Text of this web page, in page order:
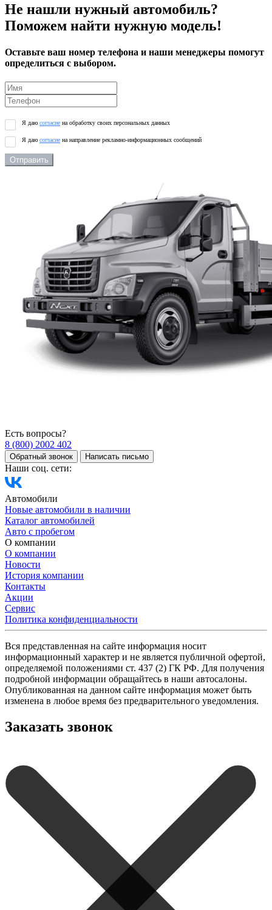
Не нашли нужный автомобиль?
Поможем найти нужную модель!
Оставьте ваш номер телефона и наши менеджеры помогут
определиться с выбором.
Я даю согласие на обработку своих персональных данных
Я даю согласие на направление рекламно-информационных сообщений
Отправить
Есть вопросы?
8 (800) 2002 402
Обратный звонок Написать письмо
Наши соц. сети:
Автомобили
Новые автомобили в наличии
Каталог автомобилей
Авто с пробегом
О компании
О компании
Новости
История компании
Контакты
Акции
Сервис
Политика конфиденциальности
Вся представленная на сайте информация носит
информационный характер и не является публичной офертой,
определяемой положениями ст. 437 (2) ГК РФ. Для получения
подробной информации обращайтесь в наши автосалоны.
Опубликованная на данном сайте информация может быть
изменена в любое время без предварительного уведомления.
Заказать звонок